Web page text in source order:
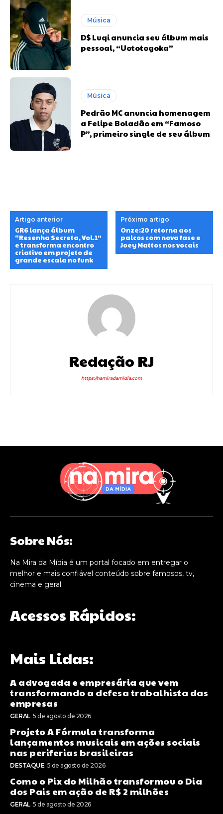
Música
D$ Luqi anuncia seu álbum mais
pessoal, “Uototogoka”
Música
Pedrão MC anuncia homenagem
a Felipe Boladão em “Famoso
P”, primeiro single de seu álbum
Artigo anterior
GR6 lança álbum
“Resenha Secreta, Vol.1”
e transforma encontro
criativo em projeto de
grande escala no funk
Próximo artigo
Onze:20 retorna aos
palcos com nova fase e
Joey Mattos nos vocais
Redação RJ
https://namiradamidia.com
Sobre Nós:
Na Mira da Mídia é um portal focado em entregar o
melhor e mais confiável conteúdo sobre famosos, tv,
cinema e geral.
Acessos Rápidos:
Mais Lidas:
A advogada e empresária que vem
transformando a defesa trabalhista das
empresas
GERAL 5 de agosto de 2026
Projeto A Fórmula transforma
lançamentos musicais em ações sociais
nas periferias brasileiras
DESTAQUE 5 de agosto de 2026
Como o Pix do Milhão transformou o Dia
dos Pais em ação de R$ 2 milhões
GERAL 5 de agosto de 2026